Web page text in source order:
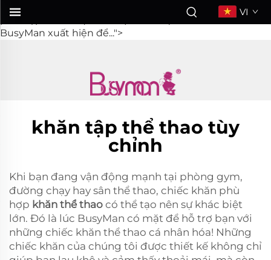
khăn thể thao
phù hợp có thể tạo nên sự khác biệt lớn. Đó là lúc
BusyMan xuất hiện để...">
VI
khăn tập thể thao tùy
chỉnh
Khi bạn đang vận động mạnh tại phòng gym,
đường chạy hay sân thể thao, chiếc khăn phù
hợp khăn thể thao có thể tạo nên sự khác biệt
lớn. Đó là lúc BusyMan có mặt để hỗ trợ bạn với
những chiếc khăn thể thao cá nhân hóa! Những
chiếc khăn của chúng tôi được thiết kế không chỉ